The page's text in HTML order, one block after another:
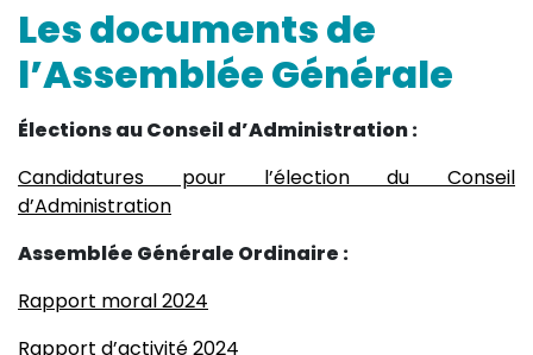
Les documents de
l’Assemblée Générale
Élections au Conseil d’Administration :
Candidatures pour l’élection du Conseil
d’Administration
Assemblée Générale Ordinaire :
Rapport moral 2024
Rapport d’activité 2024